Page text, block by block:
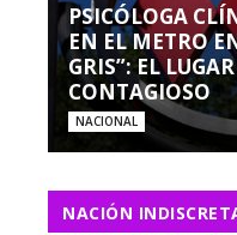
PSICÓLOGA
EN EL METRO
GRIS”: EL
CONTAGIOSO
NACIONAL
NACIÓN